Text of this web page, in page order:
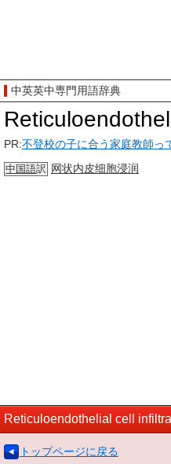
中英英中専門用語辞典
PR:不登校の子に合う家庭教師っ
中国語訳 网状内皮细胞浸润
Reticuloendothelial cell
トップページに戻る